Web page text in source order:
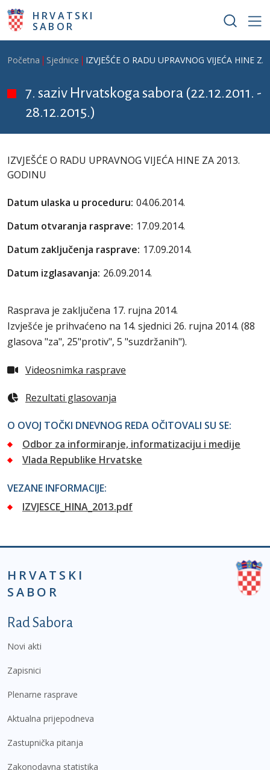
Skoči na glavni sadržaj
HRVATSKI
SABOR
Breadcrumb
Početna Sjednice IZVJEŠĆE O RADU UPRAVNOG VIJEĆA HINE
7. saziv Hrvatskoga sabora (22.12.2011. -
28.12.2015.)
IZVJEŠĆE O RADU UPRAVNOG VIJEĆA HINE ZA 2013.
GODINU
Datum ulaska u proceduru: 04.06.2014.
Datum otvaranja rasprave: 17.09.2014.
Datum zaključenja rasprave: 17.09.2014.
Datum izglasavanja: 26.09.2014.
Rasprava je zaključena 17. rujna 2014.
Izvješće je prihvaćeno na 14. sjednici 26. rujna 2014. (88
glasova "za", 25"protiv", 5 "suzdržanih").
Videosnimka rasprave
Rezultati glasovanja
O OVOJ TOČKI DNEVNOG REDA OČITOVALI SU SE:
Odbor za informiranje, informatizaciju i medije
Vlada Republike Hrvatske
VEZANE INFORMACIJE:
IZVJESCE_HINA_2013.pdf
HRVATSKI
SABOR
Podnožje prvi izbornik
Rad Sabora
Novi akti
Zapisnici
Plenarne rasprave
Aktualna prijepodneva
Zastupnička pitanja
Zakonodavna statistika